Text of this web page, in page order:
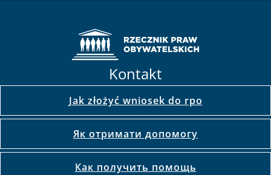
Kontakt
Jak złożyć wniosek do rpo
Як отримати допомогу
Как получить помощь